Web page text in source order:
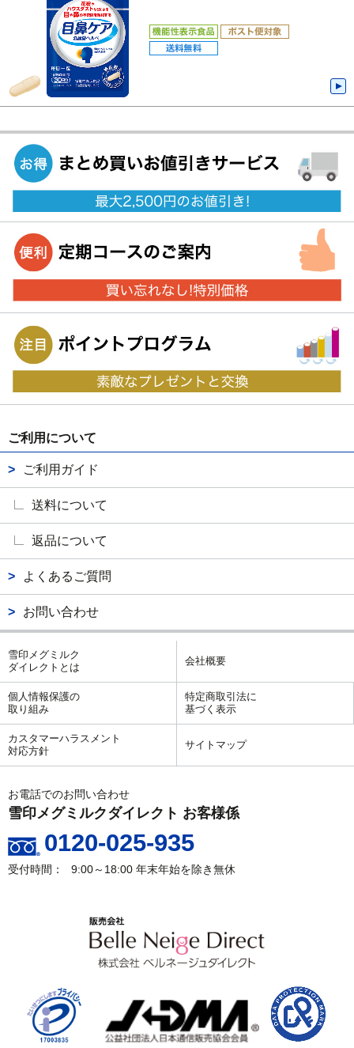
ご利用について
ご利用ガイド
送料について
返品について
よくあるご質問
お問い合わせ
雪印メグミルク
ダイレクトとは
会社概要
個人情報保護の
取り組み
特定商取引法に
基づく表示
カスタマーハラスメント
対応方針
サイトマップ
お電話でのお問い合わせ
雪印メグミルクダイレクト お客様係
0120-025-935
9:00～18:00 年末年始を除き無休